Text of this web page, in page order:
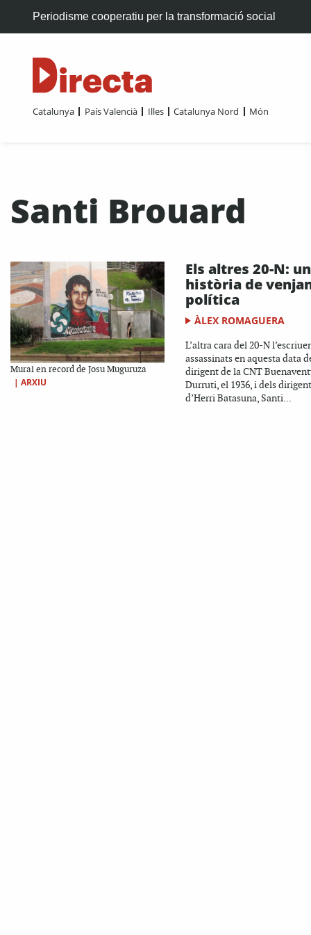
Periodisme cooperatiu per la transformació social
Catalunya País Valencià Illes Catalunya Nord Món
Santi Brouard
Mural en record de Josu Muguruza
| ARXIU
Els altres 20-N:
història de
política
ÀLEX ROMAGUERA
L’altra cara del 20-N
assassinats en aquesta data
dirigent de la CNT
Durruti, el 1936, i dels
d’Herri Batasuna, Santi...